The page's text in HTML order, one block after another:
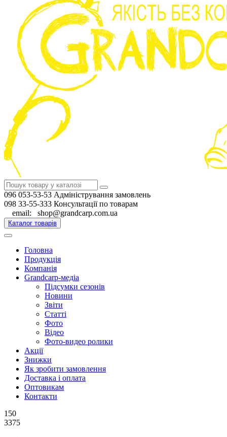
096 053-53-53 Адміністрування замовлень
098 33-55-333 Консультації по товарам
email: shop@grandcarp.com.ua
Каталог товарів
Головна
Продукція
Компанія
Grandcarp-медіа
Підсумки сезонів
Новини
Звіти
Статті
Фото
Відео
Фото-видео ролики
Акції
Знижки
Як зробити замовлення
Доставка і оплата
Оптовикам
Контакти
150
3375